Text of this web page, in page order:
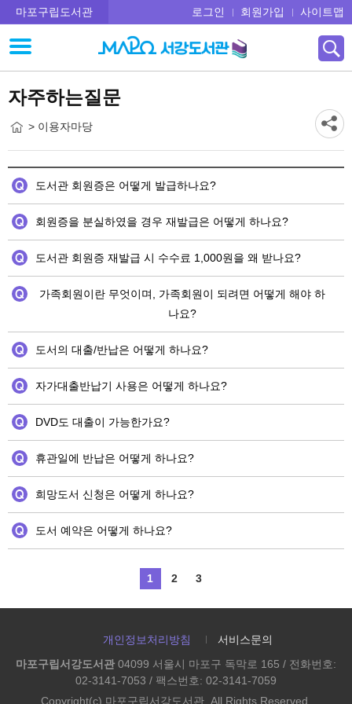
마포구립도서관 로그인 회원가입 사이트맵
자주하는질문
> 이용자마당
도서관 회원증은 어떻게 발급하나요?
회원증을 분실하였을 경우 재발급은 어떻게 하나요?
도서관 회원증 재발급 시 수수료 1,000원을 왜 받나요?
가족회원이란 무엇이며, 가족회원이 되려면 어떻게 해야 하
나요?
도서의 대출/반납은 어떻게 하나요?
자가대출반납기 사용은 어떻게 하나요?
DVD도 대출이 가능한가요?
휴관일에 반납은 어떻게 하나요?
희망도서 신청은 어떻게 하나요?
도서 예약은 어떻게 하나요?
1 2 3
개인정보처리방침
서비스문의
마포구립서강도서관 04099 서울시 마포구 독막로 165 / 전화번호:
02-3141-7053 / 팩스번호: 02-3141-7059
Copyright(c) 마포구립서강도서관. All Rights Reserved.